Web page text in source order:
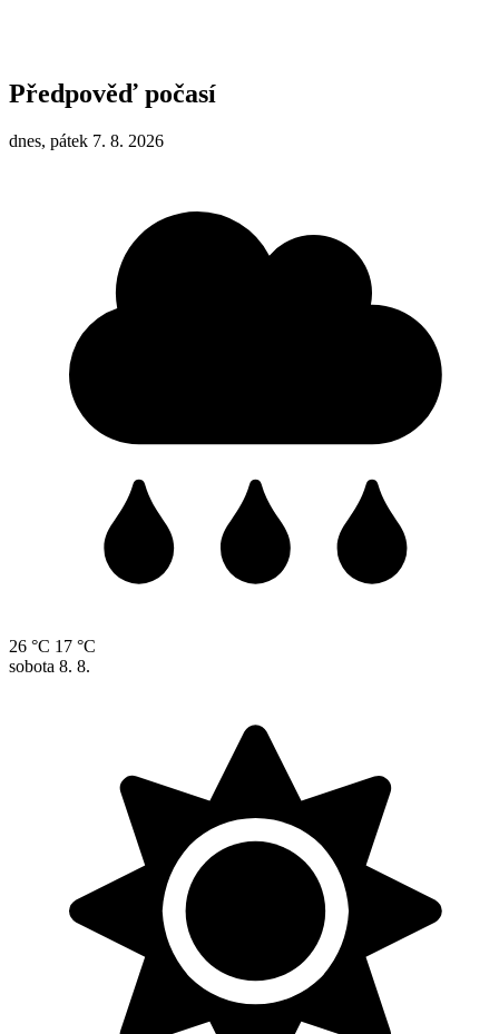
Předpověď počasí
dnes, pátek 7. 8. 2026
26 °C 17 °C
sobota 8. 8.